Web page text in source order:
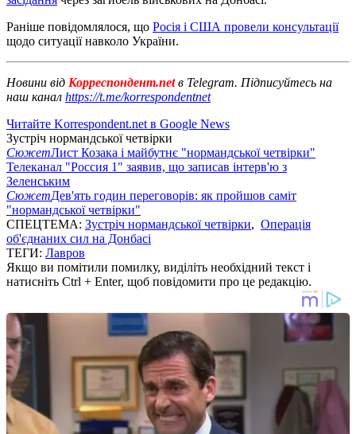
Раніше повідомлялося, що Росія і США провели консультації
щодо ситуації навколо України.
Новини від Корреспондент.netв Telegram. Підписуйтесь на
наш канал https://t.me/korrespondentnet
Читайте Korrespondent.net в Google News
Зустріч нормандської четвірки
СюжетЛист Козака і майбутнє "нормандської четвірки"
Телеканал "Россия 1" заявив, що записав інтерв'ю з
Зеленським
СюжетДев'ять годин переговорів: як пройшов саміт
"нормандської четвірки"
СПЕЦТЕМА: Зустріч нормандської четвірки, Операція
об'єднаних сил на Донбасі
ТЕГИ: Лавров
Якщо ви помітили помилку, виділіть необхідний текст і
натисніть Ctrl + Enter, щоб повідомити про це редакцію.